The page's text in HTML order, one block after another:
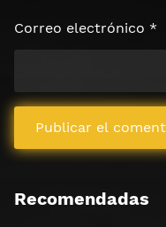
Correo electrónico *
Recomendadas